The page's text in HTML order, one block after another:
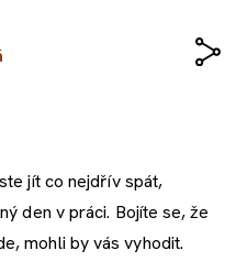
jít co nejdřív spát,
den v práci. Bojíte se, že
mohli by vás vyhodit.